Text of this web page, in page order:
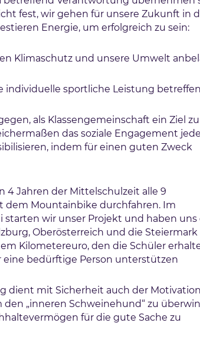
fest, wir gehen für unsere Zukunft in
Energie, um erfolgreich zu sein:
Klimaschutz und unsere Umwelt
individuelle sportliche Leistung
als Klassengemeinschaft ein Ziel zu
das soziale Engagement
indem für einen guten Zweck
4 Jahren der Mittelschulzeit alle 9
dem Mountainbike durchfahren. Im
starten wir unser Projekt und haben uns
Oberösterreich und die Steiermark
Kilometereuro, den die Schüler
eine bedürftige Person unterstützen
dient mit Sicherheit auch der
den „inneren Schweinehund“ zu
für die gute Sache zu